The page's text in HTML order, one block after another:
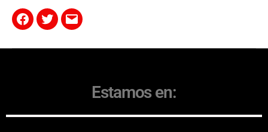
Estamos en: